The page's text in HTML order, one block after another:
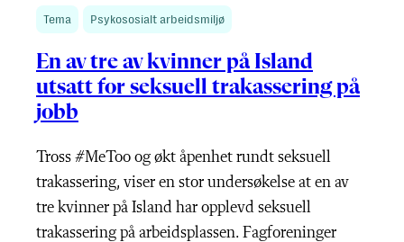
Tema Psykososialt arbeidsmiljø
En av tre av kvinner på Island
utsatt for seksuell trakassering på
jobb
Tross #MeToo og økt åpenhet rundt seksuell
trakassering, viser en stor undersøkelse at en av
tre kvinner på Island har opplevd seksuell
trakassering på arbeidsplassen. Fagforeninger